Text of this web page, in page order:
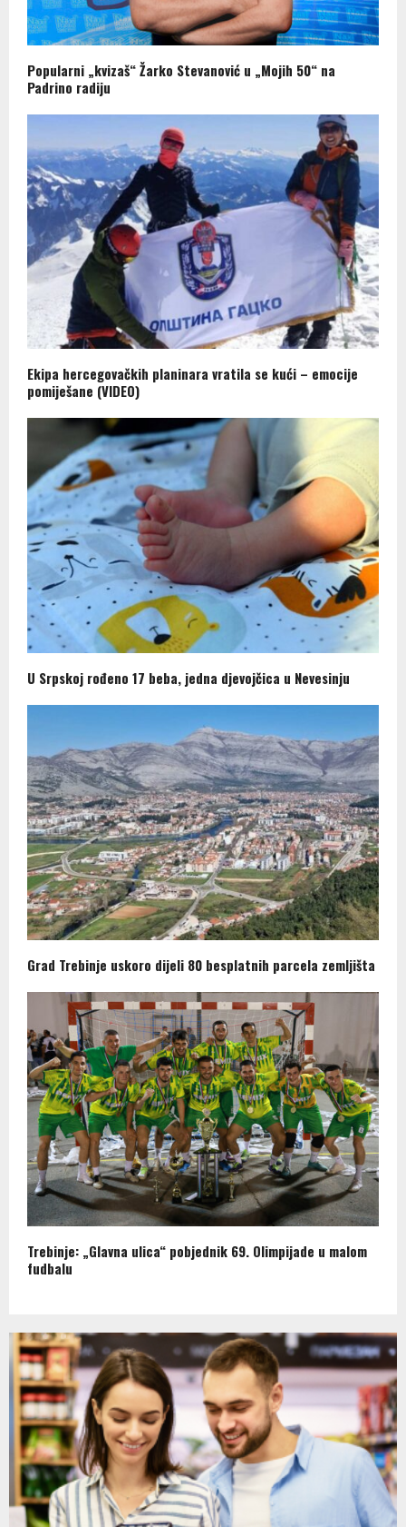
Popularni „kvizaš“ Žarko Stevanović u „Mojih 50“ na
Padrino radiju
Ekipa hercegovačkih planinara vratila se kući – emocije
pomiješane (VIDEO)
U Srpskoj rođeno 17 beba, jedna djevojčica u Nevesinju
Grad Trebinje uskoro dijeli 80 besplatnih parcela zemljišta
Trebinje: „Glavna ulica“ pobjednik 69. Olimpijade u malom
fudbalu